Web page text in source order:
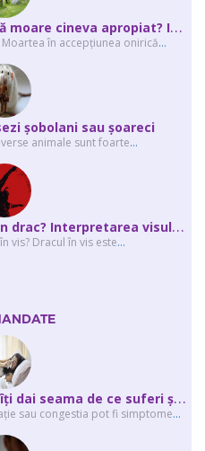
C
e înseamnă când visezi că moare cineva apropiat? Interpretarea visului în ...
în accepţiunea onirică...
şobolani sau şoareci
animale sunt foarte...
C
e înseamnă când visezi un drac? Interpretarea visului în care apar unul sau...
vis? Dracul în vis este...
A
lergie sau răceală – cum îţi dai seama de ce suferi și de ce conteaz...
sau congestia pot fi simptome...